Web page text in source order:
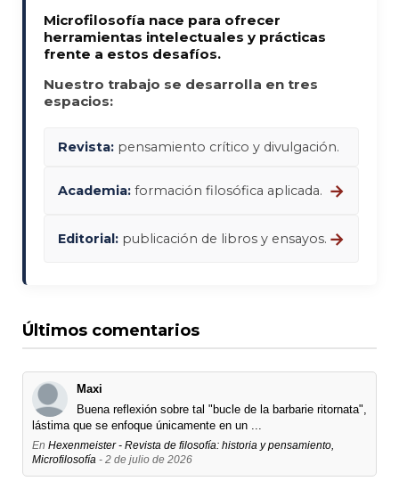
Microfilosofía nace para ofrecer
herramientas intelectuales y prácticas
frente a estos desafíos.
Nuestro trabajo se desarrolla en tres
espacios:
Revista: pensamiento crítico y divulgación.
Academia: formación filosófica aplicada. →
Editorial: publicación de libros y ensayos. →
Últimos comentarios
Maxi
Buena reflexión sobre tal "bucle de la barbarie ritornata",
lástima que se enfoque únicamente en un ...
En Hexenmeister - Revista de filosofía: historia y pensamiento,
Microfilosofía - 2 de julio de 2026